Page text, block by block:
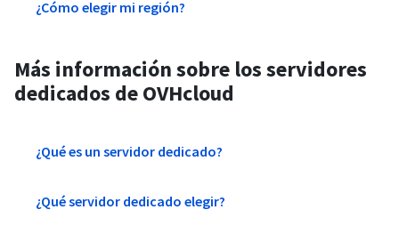
¿Cómo elegir mi región?
Más información sobre los servidores
dedicados de OVHcloud
¿Qué es un servidor dedicado?
¿Qué servidor dedicado elegir?